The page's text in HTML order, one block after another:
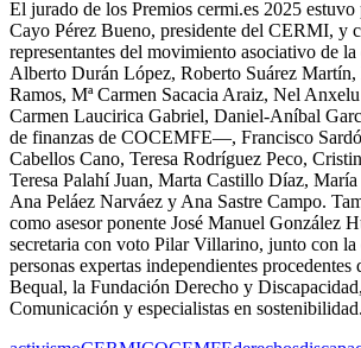
El jurado de los Premios cermi.es 2025
Cayo Pérez Bueno, presidente del CERMI, y
representantes del movimiento asociativo de
Alberto Durán López, Roberto Suárez
Ramos, Mª Carmen Sacacia Araiz, Nel
Carmen Laucirica Gabriel, Daniel-Aníbal
de finanzas de COCEMFE—, Francisco
Cabellos Cano, Teresa Rodríguez Peco,
Teresa Palahí Juan, Marta Castillo Díaz,
Ana Peláez Narváez y Ana Sastre Campo.
como asesor ponente José Manuel González
secretaria con voto Pilar Villarino, junto con la
personas expertas independientes procedentes
Bequal, la Fundación Derecho y
Comunicación y especialistas en sostenibilidad.